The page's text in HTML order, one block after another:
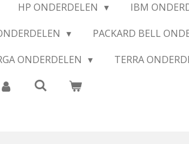
HP ONDERDELEN IBM
PACKARD BELL
ONDERDELEN TERRA